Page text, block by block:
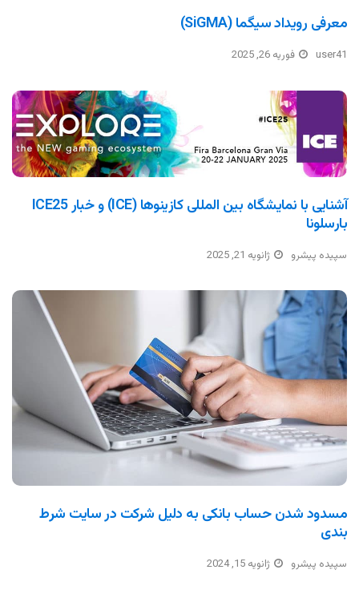
معرفی رویداد سیگما (SiGMA)
user41 فوریه 26, 2025
آشنایی با نمایشگاه بین المللی کازینوها (ICE) و خبار ICE25
بارسلونا
سپیده پیشرو ژانویه 21, 2025
مسدود شدن حساب بانکی به دلیل شرکت در سایت شرط
بندی
سپیده پیشرو ژانویه 15, 2024